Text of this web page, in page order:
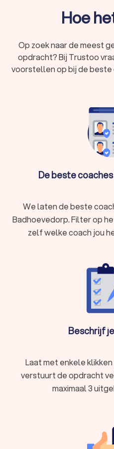
Hoe
Op zoek naar de meest
opdracht? Bij Trustoo
voorstellen op bij de beste
De beste
We laten de beste
Badhoevedorp. Filter op
zelf welke coach jou
Beschrijf
Laat met enkele
verstuurt de opdracht
maximaal 3